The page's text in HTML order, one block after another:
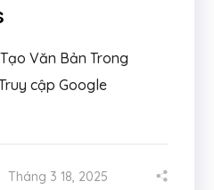
Văn Bản Trong
cập Google
Tháng 3 18, 2025